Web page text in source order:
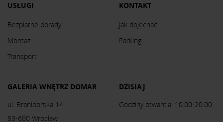
USŁUGI
Bezpłatne porady
Montaż
Transport
KONTAKT
Jak dojechać
Parking
GALERIA WNĘTRZ DOMAR
ul. Braniborska 14
53-680 Wrocław
DZISIAJ
Godziny otwarcia: 10:00-20:00